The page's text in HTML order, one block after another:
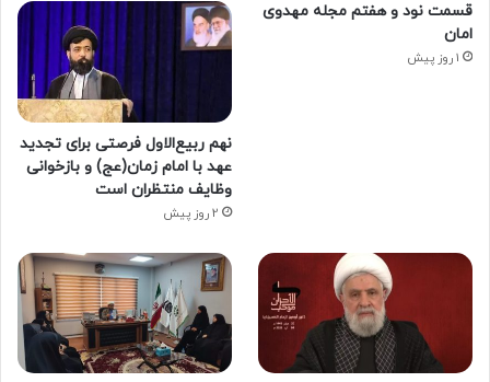
قسمت نود و هفتم مجله مهدوی
امان
1 روز پیش
نهم ربیع‌الاول فرصتی برای تجدید
عهد با امام زمان(عج) و بازخوانی
وظایف منتظران است
2 روز پیش